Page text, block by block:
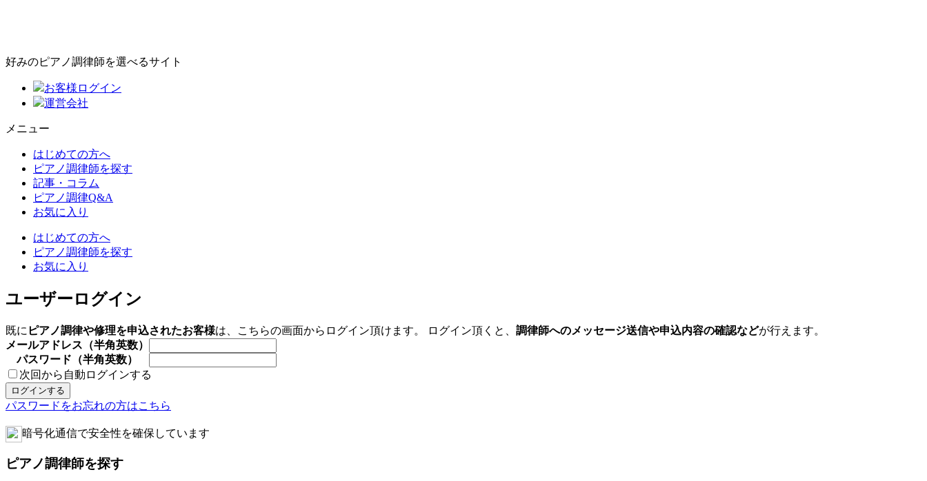
好みのピアノ調律師を選べるサイト
お客様ログイン
運営会社
メニュー
はじめての方へ
ピアノ調律師を探す
記事・コラム
ピアノ調律Q&A
お気に入り
はじめての方へ
ピアノ調律師を探す
お気に入り
ユーザーログイン
既に ピアノ調律や修理を申込されたお客様は、こちらの画面からログイン頂けます。 ログイン頂くと、 調律師へのメッセージ送信や申込内容の確認などが行えます。
メールアドレス（半角英数）
パスワード（半角英数）
次回から自動ログインする
パスワードをお忘れの方はこちら
暗号化通信で安全性を確保しています
ピアノ調律師を探す